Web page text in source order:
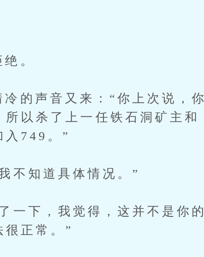
。
声音又来：“你上次说，你
以杀了上一任铁石洞矿主和
入749。”
知道具体情况。”
下，我觉得，这并不是你的
正常。”